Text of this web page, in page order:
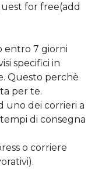
for free(add
entro 7 giorni
specifici in
Questo perchè
per te.
uno dei corrieri a
di consegna
o corriere